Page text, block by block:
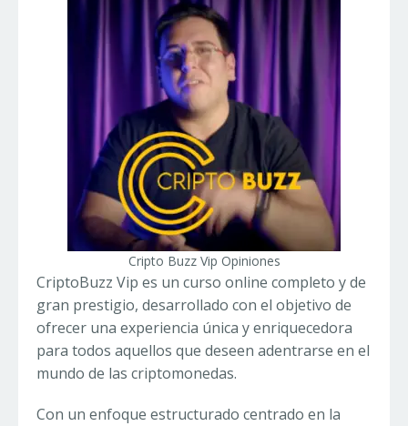
Cripto Buzz Vip Opiniones
CriptoBuzz Vip es un curso online completo y de
gran prestigio, desarrollado con el objetivo de
ofrecer una experiencia única y enriquecedora
para todos aquellos que deseen adentrarse en el
mundo de las criptomonedas.
Con un enfoque estructurado centrado en la